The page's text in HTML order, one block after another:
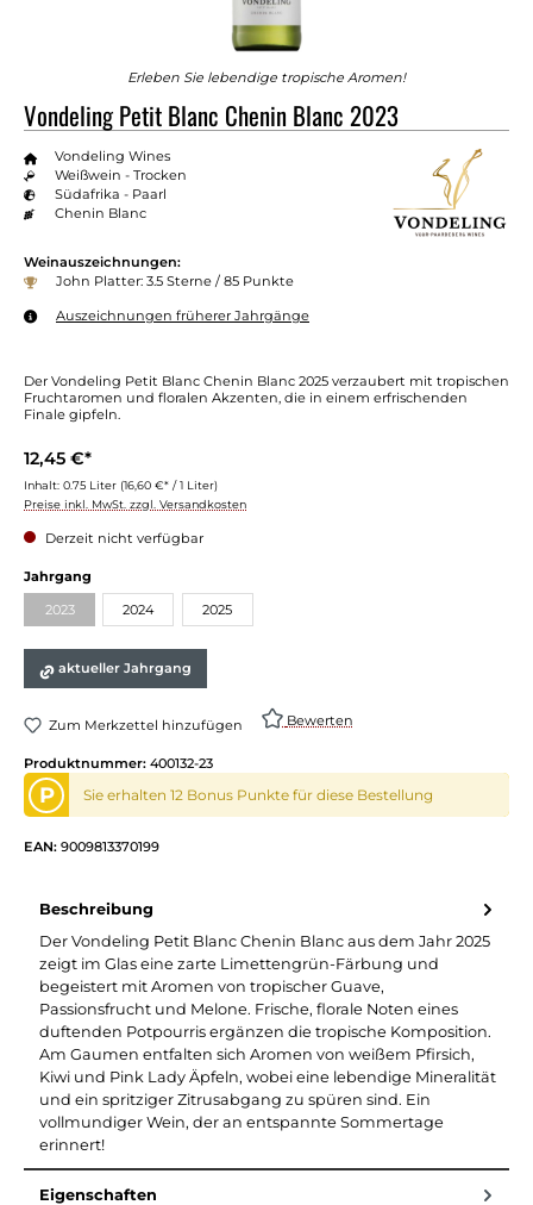
Erleben Sie lebendige tropische Aromen!
Vondeling Petit Blanc Chenin Blanc 2023
Vondeling Wines
Weißwein - Trocken
Südafrika - Paarl
Chenin Blanc
Weinauszeichnungen:
John Platter: 3.5 Sterne / 85 Punkte
Auszeichnungen früherer Jahrgänge
Der Vondeling Petit Blanc Chenin Blanc 2025 verzaubert mit tropischen
Fruchtaromen und floralen Akzenten, die in einem erfrischenden
Finale gipfeln.
12,45 €*
Inhalt: 0.75 Liter (16,60 €* / 1 Liter)
Preise inkl. MwSt. zzgl. Versandkosten
Derzeit nicht verfügbar
Jahrgang
2023(Diese Option ist zurzeit nicht verfügbar.)
2024 2025
aktueller Jahrgang
Zum Merkzettel hinzufügen Bewerten
Produktnummer: 400132-23
P Sie erhalten 12 Bonus Punkte für diese Bestellung
EAN: 9009813370199
Beschreibung
Der Vondeling Petit Blanc Chenin Blanc aus dem Jahr 2025
zeigt im Glas eine zarte Limettengrün-Färbung und
begeistert mit Aromen von tropischer Guave,
Passionsfrucht und Melone. Frische, florale Noten eines
duftenden Potpourris ergänzen die tropische Komposition.
Am Gaumen entfalten sich Aromen von weißem Pfirsich,
Kiwi und Pink Lady Äpfeln, wobei eine lebendige Mineralität
und ein spritziger Zitrusabgang zu spüren sind. Ein
vollmundiger Wein, der an entspannte Sommertage
erinnert!
Eigenschaften